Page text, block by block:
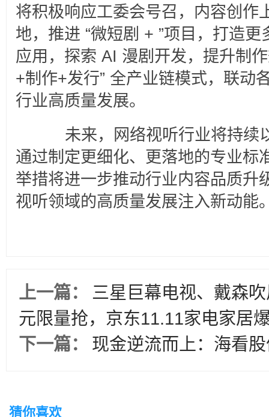
将积极响应工委会号召，内容创作
地，推进 “微短剧 + ”项目，打造
应用，探索 AI 漫剧开发，提升制
+制作+发行” 全产业链模式，联动
行业高质量发展。
未来，网络视听行业将持续
通过制定更细化、更落地的专业标
举措将进一步推动行业内容品质升
视听领域的高质量发展注入新动能
上一篇：
三星巨幕电视、戴森
元限量抢，京东11.11家电家居
下一篇：
现金逆流而上：海看
猜你喜欢